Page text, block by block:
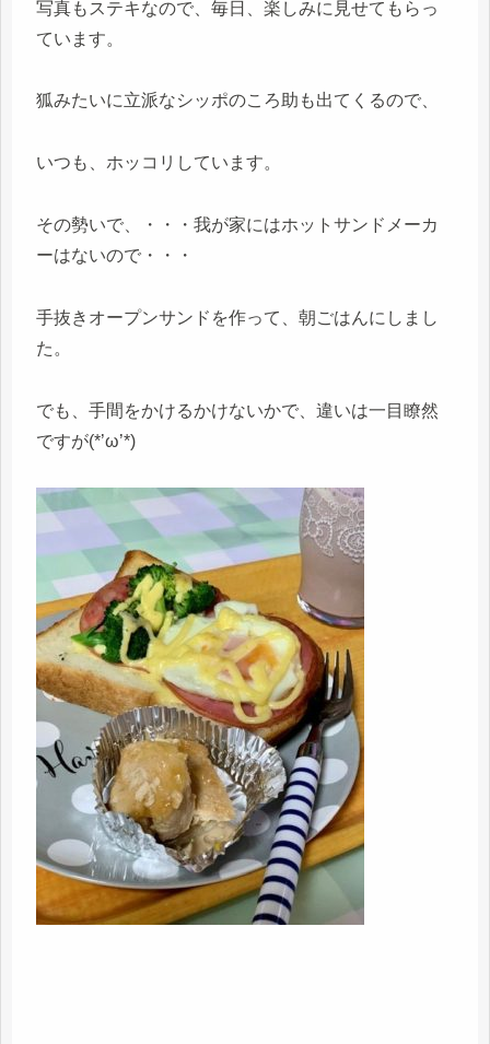
写真もステキなので、毎日、楽しみに見せてもらっ
ています。
狐みたいに立派なシッポのころ助も出てくるので、
いつも、ホッコリしています。
その勢いで、・・・我が家にはホットサンドメーカ
ーはないので・・・
手抜きオープンサンドを作って、朝ごはんにしまし
た。
でも、手間をかけるかけないかで、違いは一目瞭然
ですが(*’ω’*)